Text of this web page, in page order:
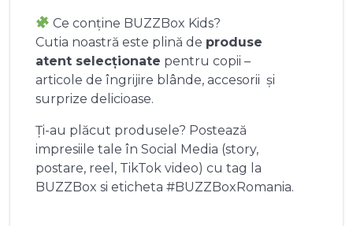
Ce conține BUZZBox Kids?
Cutia noastră este plină de produse
atent selecționate pentru copii –
articole de îngrijire blânde, accesorii și
surprize delicioase.
Ți-au plăcut produsele? Postează
impresiile tale în Social Media (story,
postare, reel, TikTok video) cu tag la
BUZZBox si eticheta #BUZZBoxRomania.